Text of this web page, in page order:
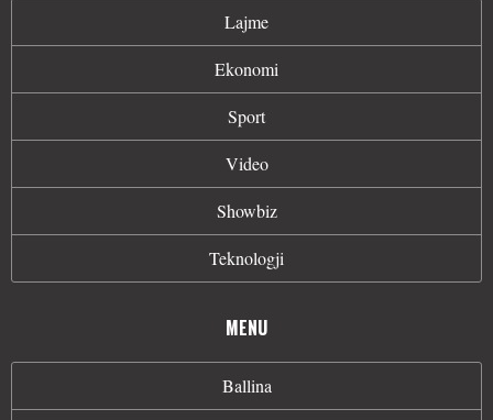
Lajme
Ekonomi
Sport
Video
Showbiz
Teknologji
MENU
Ballina